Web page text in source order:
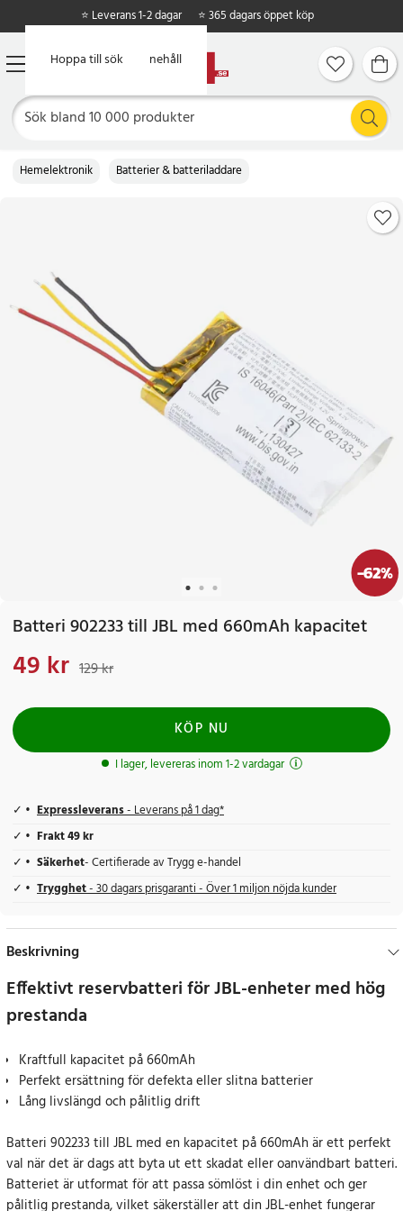
Hoppa till huvudinnehåll
Hoppa till sök
⭐ Leverans 1-2 dagar ⭐ 365 dagars öppet köp
Hemelektronik Batterier & batteriladdare
-62%
Batteri 902233 till JBL med 660mAh kapacitet
Nuvarande pris
49 kr 129 kr
KÖP NU
I lager, levereras inom 1-2 vardagar
Expressleverans- Leverans på 1 dag*
Frakt 49 kr
Säkerhet- Certifierade av Trygg e-handel
Trygghet- 30 dagars prisgaranti - Över 1 miljon nöjda kunder
Beskrivning
Effektivt reservbatteri för JBL-enheter med hög
prestanda
Kraftfull kapacitet på 660mAh
Perfekt ersättning för defekta eller slitna batterier
Lång livslängd och pålitlig drift
Batteri 902233 till JBL med en kapacitet på 660mAh är ett perfekt
val när det är dags att byta ut ett skadat eller oanvändbart batteri.
Batteriet är utformat för att passa sömlöst i din enhet och ger
pålitlig prestanda, vilket säkerställer att din JBL-enhet fungerar